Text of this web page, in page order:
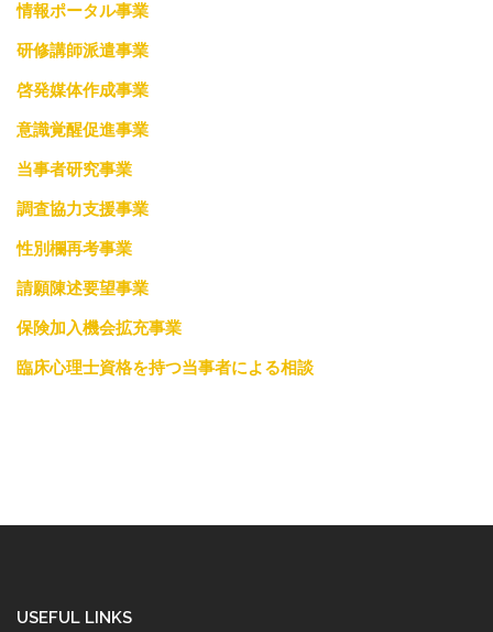
情報ポータル事業
研修講師派遣事業
啓発媒体作成事業
意識覚醒促進事業
当事者研究事業
調査協力支援事業
性別欄再考事業
請願陳述要望事業
保険加入機会拡充事業
臨床心理士資格を持つ当事者による相談
USEFUL LINKS